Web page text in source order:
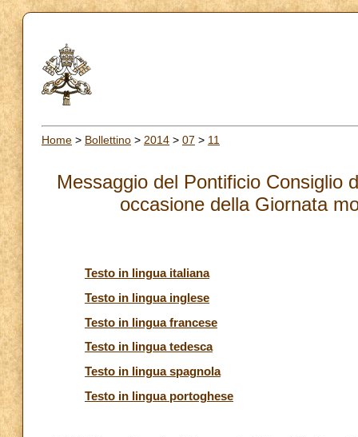
Home > Bollettino > 2014 > 07 > 11
Messaggio del Pontificio Consiglio
occasione della Giornata
Testo in lingua italiana
Testo in lingua inglese
Testo in lingua francese
Testo in lingua tedesca
Testo in lingua spagnola
Testo in lingua portoghese